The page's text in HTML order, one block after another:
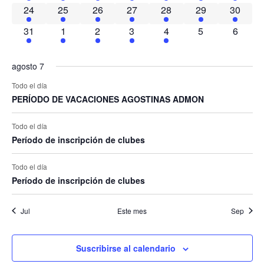
24
25 26 27 28 29
30
31
1 2 3 4 5 6
agosto 7
Todo el día
PERÍODO DE VACACIONES AGOSTINAS ADMON
Todo el día
Período de inscripción de clubes
Todo el día
Período de inscripción de clubes
Jul Este mes Sep
Suscribirse al calendario